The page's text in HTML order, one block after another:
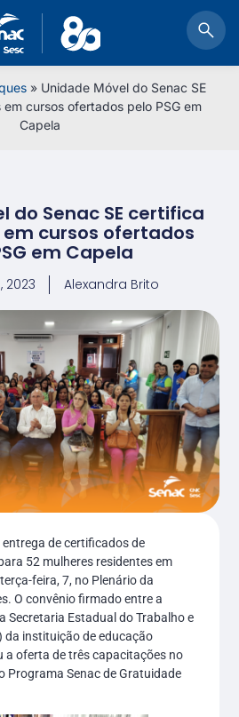
» Unidade Móvel do Senac SE
cursos ofertados pelo PSG em
Capela
do Senac SE certifica
cursos ofertados
em Capela
2023 Alexandra Brito
entrega de certificados de
52 mulheres residentes em
feira, 7, no Plenário da
O convênio firmado entre a
Secretaria Estadual do Trabalho e
da instituição de educação
a oferta de três capacitações no
Programa Senac de Gratuidade